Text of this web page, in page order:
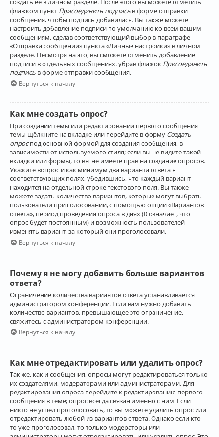
флажком пункт Присоединить подпись в форме отправки
сообщения, чтобы подпись добавилась. Вы также можете
настроить добавление подписи по умолчанию ко всем вашим
сообщениям, сделав соответствующий выбор в параграфе
«Отправка сообщений» пункта «Личные настройки» в личном
разделе. Несмотря на это, вы сможете отменить добавление
подписи в отдельных сообщениях, убрав флажок Присоединить
подпись в форме отправки сообщения.
Вернуться к началу
Как мне создать опрос?
При создании темы или редактировании первого сообщения
темы щёлкните на вкладке или перейдите в форму Создать
опроспод основной формой для создания сообщения, в
зависимости от используемого стиля; если вы не видите такой
вкладки или формы, то вы не имеете прав на создание опросов.
Укажите вопрос и как минимум два варианта ответа в
соответствующих полях, убедившись, что каждый вариант
находится на отдельной строке текстового поля. Вы также
можете задать количество вариантов, которые могут выбрать
пользователи при голосовании, с помощью опции «Вариантов
ответа», период проведения опроса в днях (0 означает, что
опрос будет постоянным) и возможность пользователей
изменять вариант, за который они проголосовали.
Вернуться к началу
Почему я не могу добавить больше вариантов
ответа?
Ограничение количества вариантов ответа устанавливается
администратором конференции. Если вам нужно добавить
количество вариантов, превышающее это ограничение,
свяжитесь с администратором конференции.
Вернуться к началу
Как мне отредактировать или удалить опрос?
Так же, как и сообщения, опросы могут редактироваться только
их создателями, модераторами или администраторами. Для
редактирования опроса перейдите к редактированию первого
сообщения в теме; опрос всегда связан именно с ним. Если
никто не успел проголосовать, то вы можете удалить опрос или
отредактировать любой из вариантов ответа. Однако если кто-
то уже проголосовал, то только модераторы или